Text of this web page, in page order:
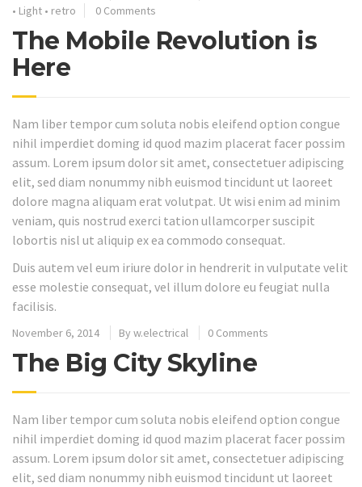
• Light • retro 0 Comments
The Mobile Revolution is
Here
Nam liber tempor cum soluta nobis eleifend option congue
nihil imperdiet doming id quod mazim placerat facer possim
assum. Lorem ipsum dolor sit amet, consectetuer adipiscing
elit, sed diam nonummy nibh euismod tincidunt ut laoreet
dolore magna aliquam erat volutpat. Ut wisi enim ad minim
veniam, quis nostrud exerci tation ullamcorper suscipit
lobortis nisl ut aliquip ex ea commodo consequat.
Duis autem vel eum iriure dolor in hendrerit in vulputate velit
esse molestie consequat, vel illum dolore eu feugiat nulla
facilisis.
November 6, 2014 By w.electrical 0 Comments
The Big City Skyline
Nam liber tempor cum soluta nobis eleifend option congue
nihil imperdiet doming id quod mazim placerat facer possim
assum. Lorem ipsum dolor sit amet, consectetuer adipiscing
elit, sed diam nonummy nibh euismod tincidunt ut laoreet